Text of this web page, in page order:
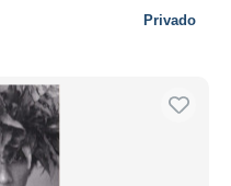
Privado